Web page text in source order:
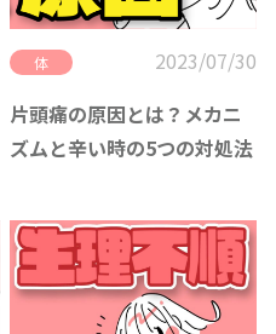
体
2023/07/30
片頭痛の原因とは？メカニ
ズムと辛い時の5つの対処法